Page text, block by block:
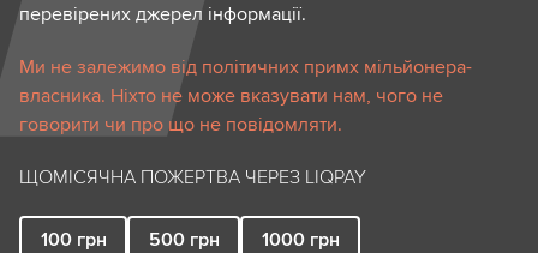
перевірених джерел інформації.
Ми не залежимо від політичних примх мільйонера-
власника. Ніхто не може вказувати нам, чого не
говорити чи про що не повідомляти.
ЩОМІСЯЧНА ПОЖЕРТВА ЧЕРЕЗ LIQPAY
100 грн 500 грн 1000 грн